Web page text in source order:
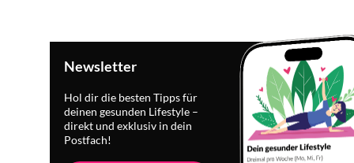
Newsletter
Hol dir die besten Tipps für
deinen gesunden Lifestyle –
direkt und exklusiv in dein
Postfach!